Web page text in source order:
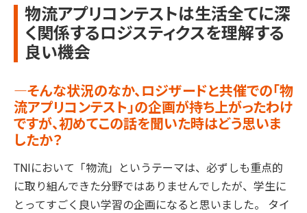
物流アプリコンテストは生活全てに深
く関係するロジスティクスを理解する
良い機会
―そんな状況のなか、ロジザードと共催での「物
流アプリコンテスト」の企画が持ち上がったわけ
ですが、初めてこの話を聞いた時はどう思いま
したか？
TNIにおいて「物流」というテーマは、必ずしも重点的
に取り組んできた分野ではありませんでしたが、学生に
とってすごく良い学習の企画になると思いました。 タイ